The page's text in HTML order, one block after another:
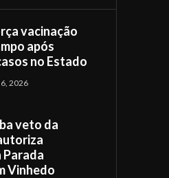
vacinação
após
no Estado
2026
veto da
Parada
Vinhedo